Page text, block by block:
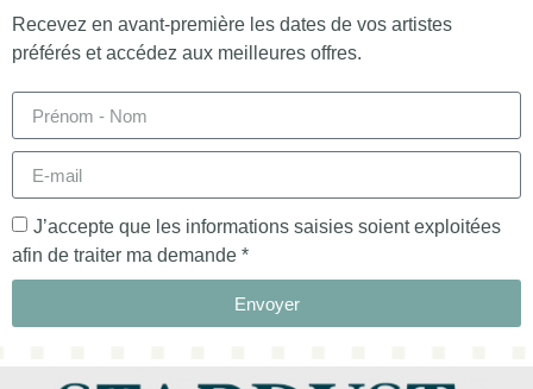
Recevez en avant-première les dates de vos artistes
préférés et accédez aux meilleures offres.
J’accepte que les informations saisies soient exploitées
afin de traiter ma demande *
Envoyer